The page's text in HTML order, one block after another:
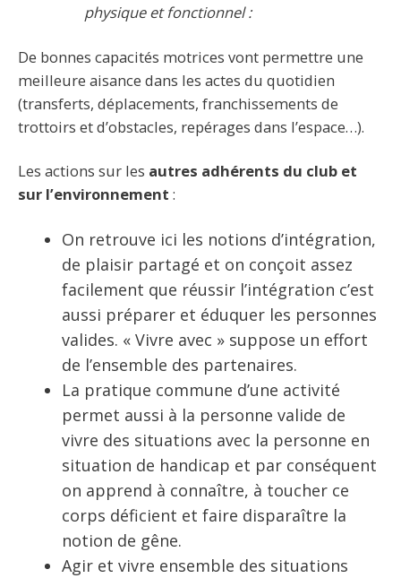
physique et fonctionnel :
De bonnes capacités motrices vont permettre une
meilleure aisance dans les actes du quotidien
(transferts, déplacements, franchissements de
trottoirs et d’obstacles, repérages dans l’espace…).
Les actions sur les autres adhérents du club et
sur l’environnement :
On retrouve ici les notions d’intégration,
de plaisir partagé et on conçoit assez
facilement que réussir l’intégration c’est
aussi préparer et éduquer les personnes
valides. « Vivre avec » suppose un effort
de l’ensemble des partenaires.
La pratique commune d’une activité
permet aussi à la personne valide de
vivre des situations avec la personne en
situation de handicap et par conséquent
on apprend à connaître, à toucher ce
corps déficient et faire disparaître la
notion de gêne.
Agir et vivre ensemble des situations